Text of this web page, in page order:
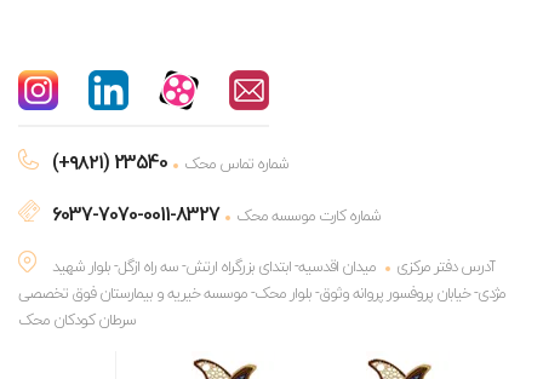
(+۹۸۲۱) 23540 شماره تماس محک
6037-7070-0011-8327
شماره کارت موسسه محک
آدرس دفتر مرکزی
میدان اقدسیه- ابتدای بزرگراه ارتش- سه راه ازگل- بلوار شهید
مژدی- خیابان پروفسور پروانه وثوق- بلوار محک- موسسه خیریه و بیمارستان فوق تخصصی
سرطان کودکان محک